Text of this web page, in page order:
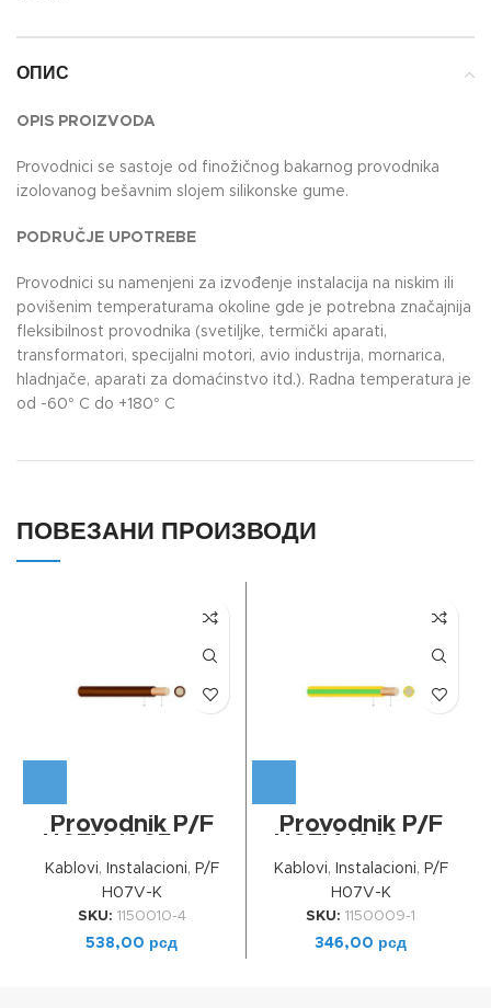
ОПИС
OPIS PROIZVODA
Provodnici se sastoje od finožičnog bakarnog provodnika
izolovanog bešavnim slojem silikonske gume.
PODRUČJE UPOTREBE
Provodnici su namenjeni za izvođenje instalacija na niskim ili
povišenim temperaturama okoline gde je potrebna značajnija
fleksibilnost provodnika (svetiljke, termički aparati,
transformatori, specijalni motori, avio industrija, mornarica,
hladnjače, aparati za domaćinstvo itd.). Radna temperatura je
od -60° C do +180° C
ПОВЕЗАНИ ПРОИЗВОДИ
Provodnik P/F
Braon
Kablovi, Instalacioni, P/F
H07V-K
SKU: 1150010-4
538,00 рсд
Provodnik P/F
Žuto-zelena
Kablovi, Instalacioni, P/F
H07V-K
SKU: 1150009-1
346,00 рсд